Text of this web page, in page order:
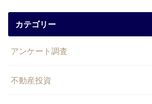
カテゴリー
アンケート調査
不動産投資